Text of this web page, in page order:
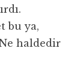
bu ya,
haldedir